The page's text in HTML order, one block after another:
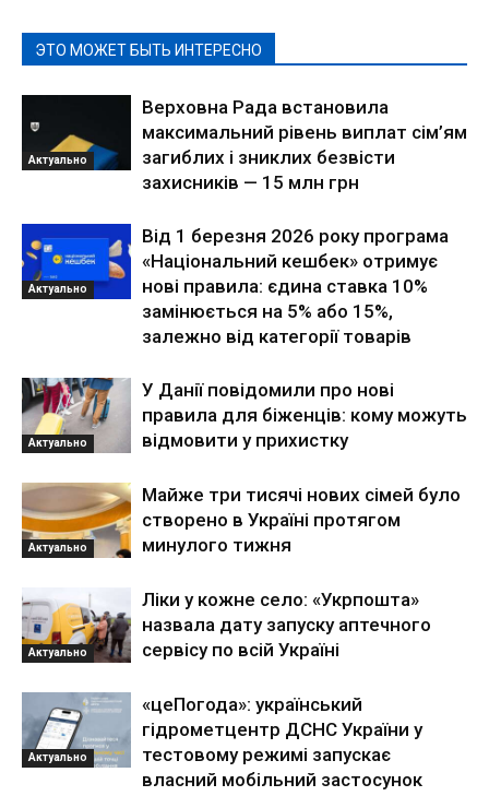
ЭТО МОЖЕТ БЫТЬ ИНТЕРЕСНО
Актуально
Верховна Рада встановила
максимальний рівень виплат сім’ям
загиблих і зниклих безвісти
захисників — 15 млн грн
Актуально
Від 1 березня 2026 року програма
«Національний кешбек» отримує
нові правила: єдина ставка 10%
замінюється на 5% або 15%,
залежно від категорії товарів
Актуально
У Данії повідомили про нові
правила для біженців: кому можуть
відмовити у прихистку
Актуально
Майже три тисячі нових сімей було
створено в Україні протягом
минулого тижня
Актуально
Ліки у кожне село: «Укрпошта»
назвала дату запуску аптечного
сервісу по всій Україні
Актуально
«цеПогода»: український
гідрометцентр ДСНС України у
тестовому режимі запускає
власний мобільний застосунок